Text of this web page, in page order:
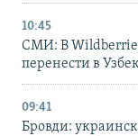
10:45
СМИ: В Wildberries
перенести в
09:41
Бровди: